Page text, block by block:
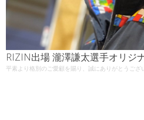
RIZIN出場 瀧澤謙太選手オリジ
平素より格別のご愛顧を賜り、誠にありがとうござ